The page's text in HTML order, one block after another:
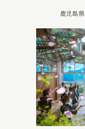
鹿児島